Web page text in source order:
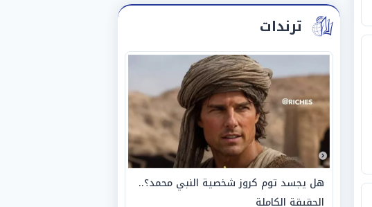
ترندات
هل يجسد توم كروز شخصية النبي محمد؟..
الحقيقة الكاملة